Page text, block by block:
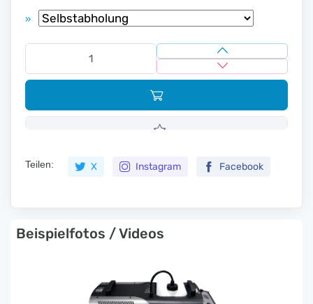
»
Teilen: X Instagram Facebook
Beispielfotos / Videos